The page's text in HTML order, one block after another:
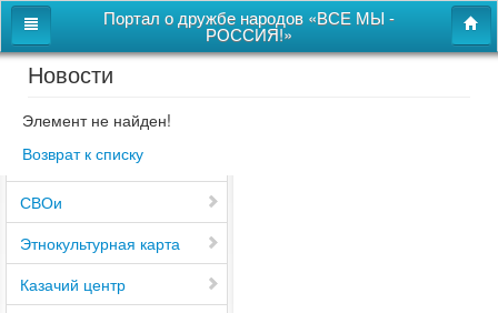
Портал о дружбе народов «ВСЕ МЫ -
РОССИЯ!»
Главная
Дом дружбы народов
Новости
СВОи
Этнокультурная карта
Казачий центр
Новости
Элемент не найден!
Возврат к списку